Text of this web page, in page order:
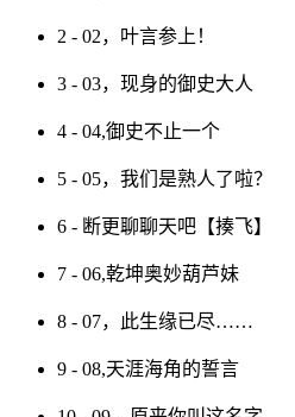
2 - 02，叶言参上！
3 - 03，现身的御史大人
4 - 04,御史不止一个
5 - 05，我们是熟人了啦？
6 - 断更聊聊天吧【揍飞】
7 - 06,乾坤奥妙葫芦妹
8 - 07，此生缘已尽……
9 - 08,天涯海角的誓言